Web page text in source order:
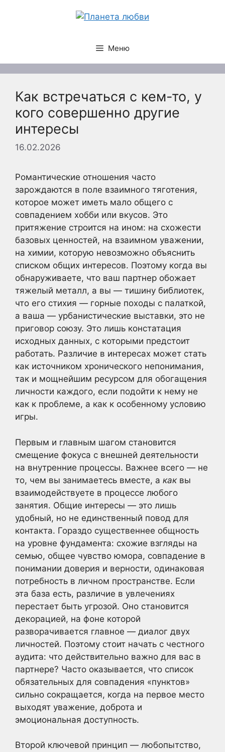
Меню
Как встречаться с кем-то, у
кого совершенно другие
интересы
16.02.2026
Романтические отношения часто
зарождаются в поле взаимного тяготения,
которое может иметь мало общего с
совпадением хобби или вкусов. Это
притяжение строится на ином: на схожести
базовых ценностей, на взаимном уважении,
на химии, которую невозможно объяснить
списком общих интересов. Поэтому когда вы
обнаруживаете, что ваш партнер обожает
тяжелый металл, а вы — тишину библиотек,
что его стихия — горные походы с палаткой,
а ваша — урбанистические выставки, это не
приговор союзу. Это лишь констатация
исходных данных, с которыми предстоит
работать. Различие в интересах может стать
как источником хронического непонимания,
так и мощнейшим ресурсом для обогащения
личности каждого, если подойти к нему не
как к проблеме, а как к особенному условию
игры.
Первым и главным шагом становится
смещение фокуса с внешней деятельности
на внутренние процессы. Важнее всего — не
то, чем вы занимаетесь вместе, а каквы
взаимодействуете в процессе любого
занятия. Общие интересы — это лишь
удобный, но не единственный повод для
контакта. Гораздо существеннее общность
на уровне фундамента: схожие взгляды на
семью, общее чувство юмора, совпадение в
понимании доверия и верности, одинаковая
потребность в личном пространстве. Если
эта база есть, различие в увлечениях
перестает быть угрозой. Оно становится
декорацией, на фоне которой
разворачивается главное — диалог двух
личностей. Поэтому стоит начать с честного
аудита: что действительно важно для вас в
партнере? Часто оказывается, что список
обязательных для совпадения «пунктов»
сильно сокращается, когда на первое место
выходят уважение, доброта и
эмоциональная доступность.
Второй ключевой принцип — любопытство,